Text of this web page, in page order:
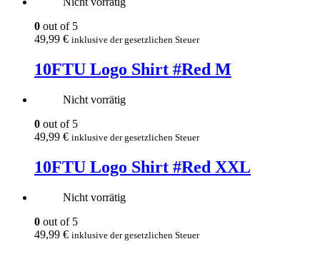
0 out of 5
49,99 € inklusive der gesetzlichen Steuer
10FTU Logo Shirt #Red M
Nicht vorrätig
0 out of 5
49,99 € inklusive der gesetzlichen Steuer
10FTU Logo Shirt #Red XXL
Nicht vorrätig
0 out of 5
49,99 € inklusive der gesetzlichen Steuer